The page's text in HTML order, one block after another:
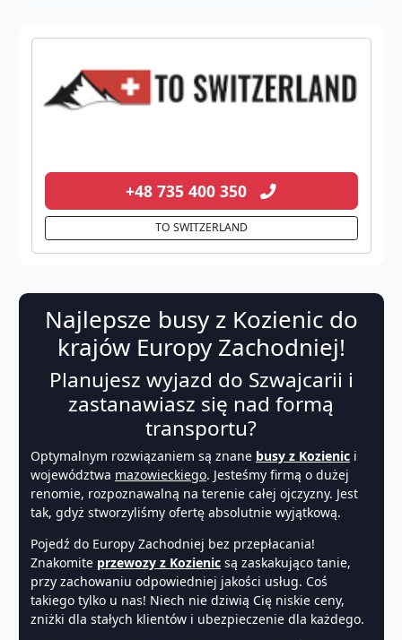
+48 735 400 350
TO SWITZERLAND
Najlepsze busy z Kozienic do
krajów Europy Zachodniej!
Planujesz wyjazd do Szwajcarii i
zastanawiasz się nad formą
transportu?
Optymalnym rozwiązaniem są znane busy z Kozienic i
województwa mazowieckiego. Jesteśmy firmą o dużej
renomie, rozpoznawalną na terenie całej ojczyzny. Jest
tak, gdyż stworzyliśmy ofertę absolutnie wyjątkową.
Pojedź do Europy Zachodniej bez przepłacania!
Znakomite przewozy z Kozienic są zaskakująco tanie,
przy zachowaniu odpowiedniej jakości usług. Coś
takiego tylko u nas! Niech nie dziwią Cię niskie ceny,
zniżki dla stałych klientów i ubezpieczenie dla każdego.